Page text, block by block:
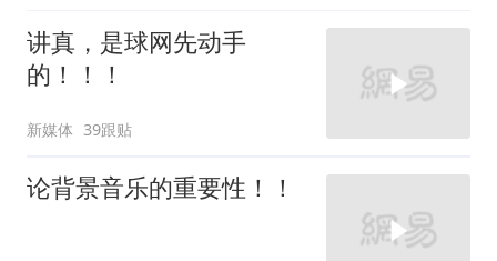
讲真，是球网先动手
的！！！
新媒体 39跟贴
论背景音乐的重要性！！